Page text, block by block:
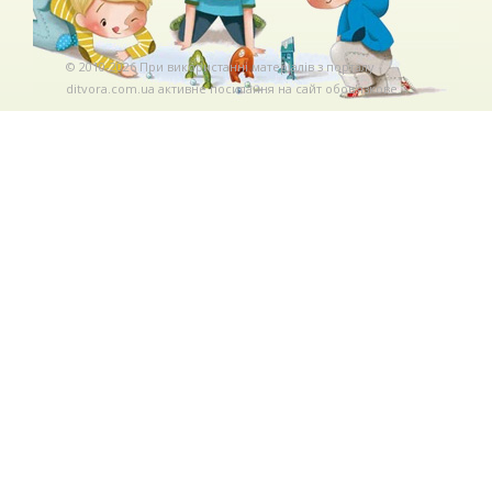
© 2010-2026 При використаннi матерiалiв з порталу
ditvora.com.ua активне посилання на сайт обов'язкове. .